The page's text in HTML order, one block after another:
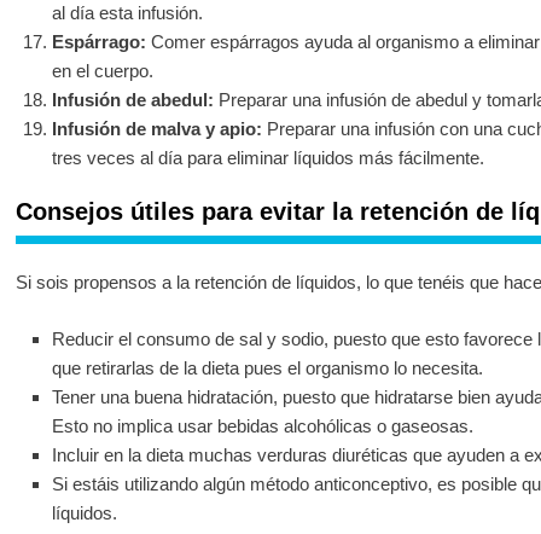
al día esta infusión.
Espárrago: Comer espárragos ayuda al organismo a
en el cuerpo.
Infusión de abedul: Preparar una infusión de abedul y
Infusión de malva y apio: Preparar una infusión con una
tres veces al día para eliminar líquidos más fácilmente.
Consejos útiles para evitar la retención de
Si sois propensos a la retención de líquidos, lo que tenéis que
Reducir el consumo de sal y sodio, puesto que esto favorece
que retirarlas de la dieta pues el organismo lo necesita.
Tener una buena hidratación, puesto que hidratarse bien
Esto no implica usar bebidas alcohólicas o gaseosas.
Incluir en la dieta muchas verduras diuréticas que ayuden a
Si estáis utilizando algún método anticonceptivo, es posible
líquidos.